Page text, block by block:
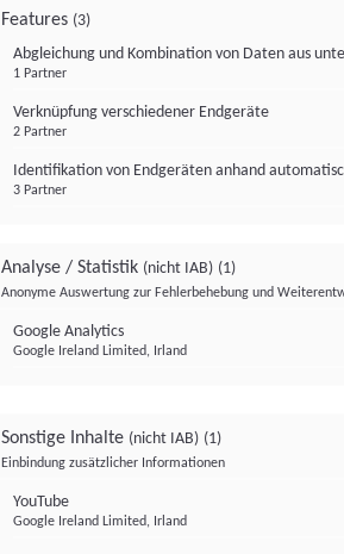
Features (3)
Abgleichung und Kombination von Daten aus
1 Partner
Verknüpfung verschiedener Endgeräte
2 Partner
Identifikation von Endgeräten anhand
3 Partner
Analyse / Statistik (nicht IAB) (1)
Anonyme Auswertung zur Fehlerbehebung und
Google Analytics
Google Ireland Limited, Irland
Sonstige Inhalte (nicht IAB) (1)
Einbindung zusätzlicher Informationen
YouTube
Google Ireland Limited, Irland